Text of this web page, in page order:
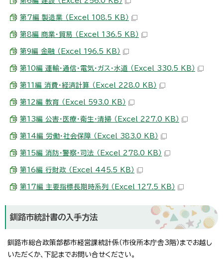
第7編 製造業 （Excel 108.5 KB）
第8編 商業・貿易 （Excel 136.5 KB）
第9編 金融 （Excel 196.5 KB）
第10編 運輸・通信・電気・ガス・水道 （Excel 330.5 KB）
第11編 消費・経済計算 （Excel 228.0 KB）
第12編 教育 （Excel 593.0 KB）
第13編 公害・医療・衛生・清掃 （Excel 227.0 KB）
第14編 労働・社会保障 （Excel 383.0 KB）
第15編 消防・警察・司法 （Excel 278.0 KB）
第16編 行財政 （Excel 445.5 KB）
第17編 主要指標長期時系列 （Excel 127.5 KB）
釧路市統計書の入手方法
釧路市総合政策部都市経営課統計係（市役所本庁舎3階）までお越し
いただくか、下記までお問い合せください。